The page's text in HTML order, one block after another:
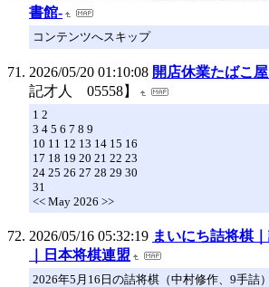
書館-
コンテンツへスキップ
2026/05/20 01:10:08 開店休業たばこ
記才人 05558】
1 2
3 4 5 6 7 8 9
10 11 12 13 14 15 16
17 18 19 20 21 22 23
24 25 26 27 28 29 30
31
<< May 2026 >>
2026/05/16 05:32:19 まいにち詰将棋
｜日本将棋連盟
2026年5月16日の詰将棋（中村修作、9手詰）